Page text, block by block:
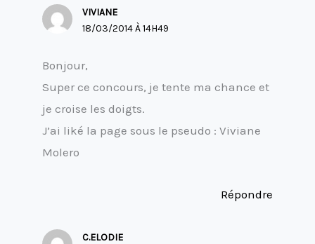
VIVIANE
18/03/2014 À 14H49
Bonjour,
Super ce concours, je tente ma chance et
je croise les doigts.
J’ai liké la page sous le pseudo : Viviane
Molero
Répondre
C.ELODIE